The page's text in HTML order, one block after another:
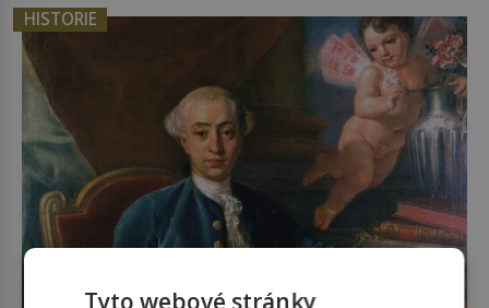
HISTORIE
Tyto webové stránky